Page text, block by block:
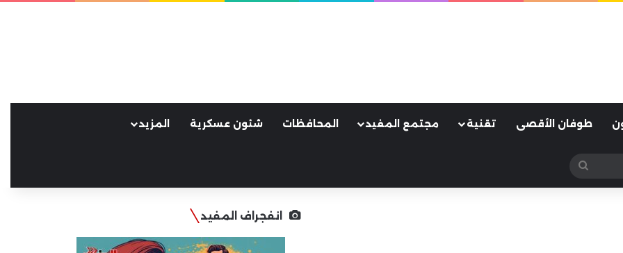
طوفان الأقصى تقنية مجتمع المفيد المحافظات شئون عسكرية المزيد
بحث
عن
انفجراف المفيد